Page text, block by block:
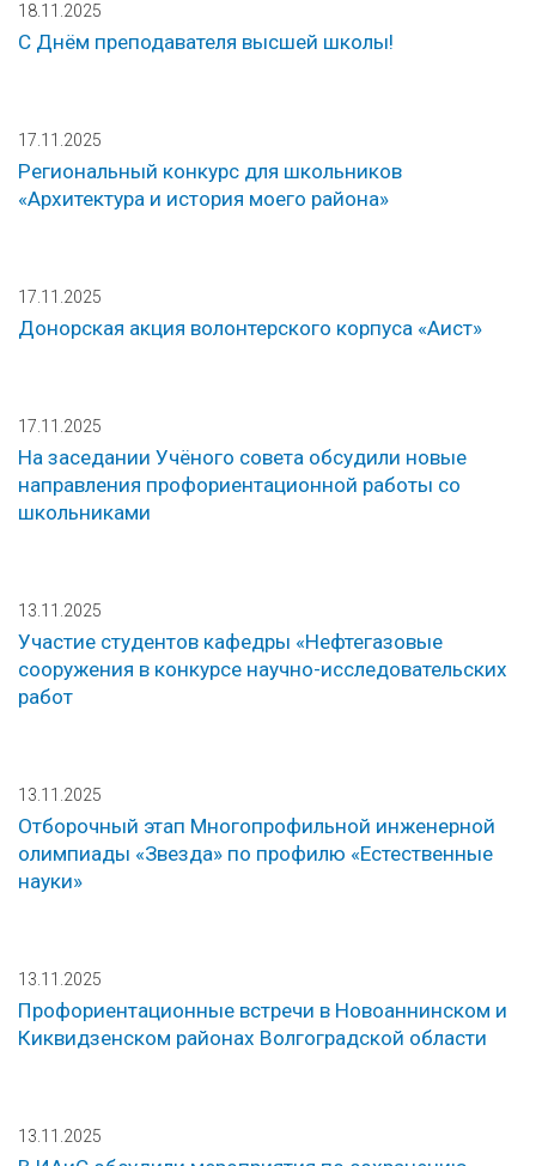
18.11.2025
С Днём преподавателя высшей школы!
17.11.2025
Региональный конкурс для школьников
«Архитектура и история моего района»
17.11.2025
Донорская акция волонтерского корпуса «Аист»
17.11.2025
На заседании Учёного совета обсудили новые
направления профориентационной работы со
школьниками
13.11.2025
Участие студентов кафедры «Нефтегазовые
сооружения в конкурсе научно-исследовательских
работ
13.11.2025
Отборочный этап Многопрофильной инженерной
олимпиады «Звезда» по профилю «Естественные
науки»
13.11.2025
Профориентационные встречи в Новоаннинском и
Киквидзенском районах Волгоградской области
13.11.2025